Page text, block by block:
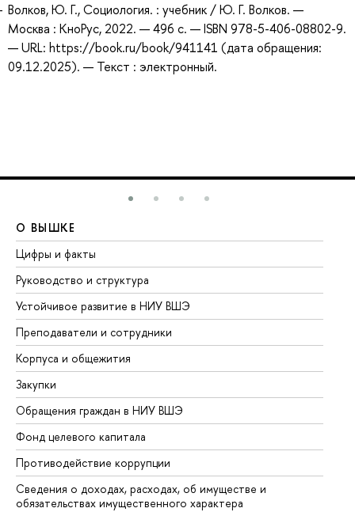
Волков, Ю. Г., Социология. : учебник / Ю. Г. Волков. —
Москва : КноРус, 2022. — 496 с. — ISBN 978-5-406-08802-9.
— URL: https://book.ru/book/941141 (дата обращения:
09.12.2025). — Текст : электронный.
О ВЫШКЕ
Цифры и факты
Руководство и структура
Устойчивое развитие в НИУ ВШЭ
Преподаватели и сотрудники
Корпуса и общежития
Закупки
Обращения граждан в НИУ ВШЭ
Фонд целевого капитала
Противодействие коррупции
Сведения о доходах, расходах, об имуществе и
обязательствах имущественного характера